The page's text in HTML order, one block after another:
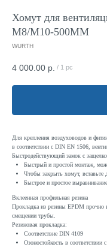
Хомут для
M8/M10-500MM
WURTH
4 000.00 р. / 1 pc
Для крепления воздуховодов и
в соответствии с DIN EN 1506,
Быстродействующий замок с
Быстрый и простой монтаж,
Чтобы закрыть хомут,
Быстрое и простое
Вклеенная профильная резина
Прокладка из резины EPDM прочно
смещении трубы.
Резиновая прокладка:
Соответствие DIN 4109
Озоностойкость в